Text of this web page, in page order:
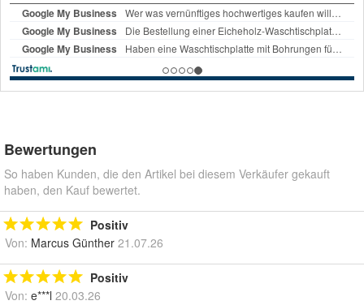
Bewertungen
So haben Kunden, die den Artikel bei diesem Verkäufer gekauft
haben, den Kauf bewertet.
Positiv
Von: Marcus Günther 21.07.26
Positiv
Von: e***l 20.03.26